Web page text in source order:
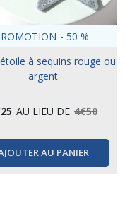
- 50 %
à sequins rouge ou
argent
25 AU LIEU DE 4€50
AU PANIER